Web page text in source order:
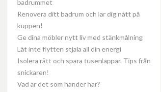
badrummet
Renovera ditt badrum och lär dig nått på
kuppen!
Ge dina möbler nytt liv med stänkmålning
Låt inte flytten stjäla all din energi
Isolera rätt och spara tusenlappar. Tips från
snickaren!
Vad är det som händer här?